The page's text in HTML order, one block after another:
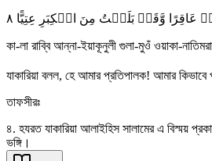
عَاقِرًا وَّقَدۡ بَلَغۡتُ مِنَ الۡکِبَرِ عِتِیًّا ٨
কা-লা রাব্বি আন্না-ইয়াকূনুলী গুলা-মুওঁ ওয়াকা-
যাকারিয়া বলল, হে আমার প্রতিপালক! আমার
তাফসীরঃ
৪. হযরত যাকারিয়া আলাইহিস সালামের এ বিস্ময়
ভঙ্গি।